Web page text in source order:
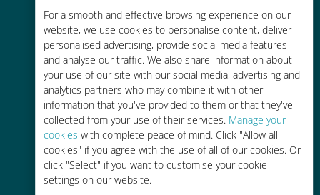
For a smooth and effective browsing experience on our
website, we use cookies to personalise content, deliver
personalised advertising, provide social media features
and analyse our traffic. We also share information about
your use of our site with our social media, advertising and
analytics partners who may combine it with other
information that you've provided to them or that they've
collected from your use of their services. Manage your
cookies with complete peace of mind. Click "Allow all
cookies" if you agree with the use of all of our cookies. Or
click "Select" if you want to customise your cookie
settings on our website.
お客様が普段お使いのキャリアでロ
ーミングサービスを使った場合に比
べて最大で90％の節約が可能です。
かんたん追加購入
Wi-Fiやデータ残量がなくても、